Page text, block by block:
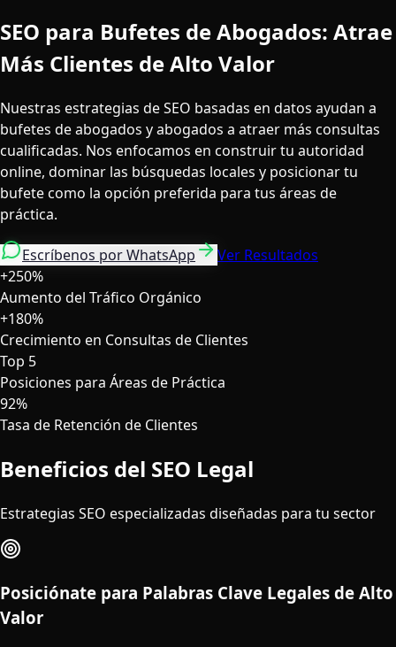
SEO para Bufetes de Abogados: Atrae
Más Clientes de Alto Valor
Nuestras estrategias de SEO basadas en datos ayudan a
bufetes de abogados y abogados a atraer más consultas
cualificadas. Nos enfocamos en construir tu autoridad
online, dominar las búsquedas locales y posicionar tu
bufete como la opción preferida para tus áreas de
práctica.
Escríbenos por WhatsApp
Ver Resultados
+250%
Aumento del Tráfico Orgánico
+180%
Crecimiento en Consultas de Clientes
Top 5
Posiciones para Áreas de Práctica
92%
Tasa de Retención de Clientes
Beneficios del SEO Legal
Estrategias SEO especializadas diseñadas para tu sector
Posiciónate para Palabras Clave Legales de Alto
Valor